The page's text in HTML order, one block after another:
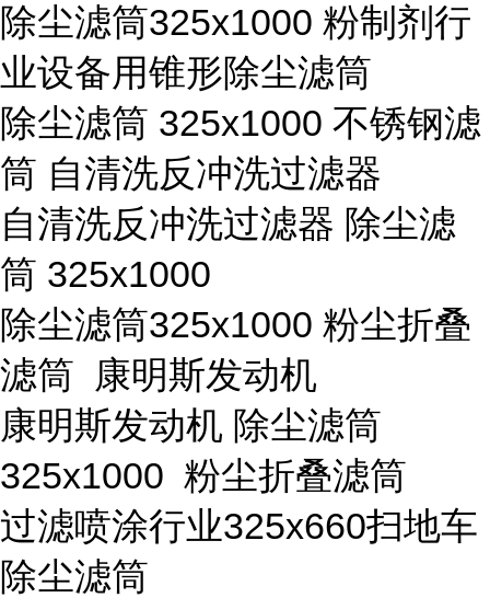
除尘滤筒325x1000 粉制剂行
业设备用锥形除尘滤筒
除尘滤筒 325x1000 不锈钢滤
筒 自清洗反冲洗过滤器
自清洗反冲洗过滤器 除尘滤
筒 325x1000
除尘滤筒325x1000 粉尘折叠
滤筒 康明斯发动机
康明斯发动机 除尘滤筒
325x1000 粉尘折叠滤筒
过滤喷涂行业325x660扫地车
除尘滤筒